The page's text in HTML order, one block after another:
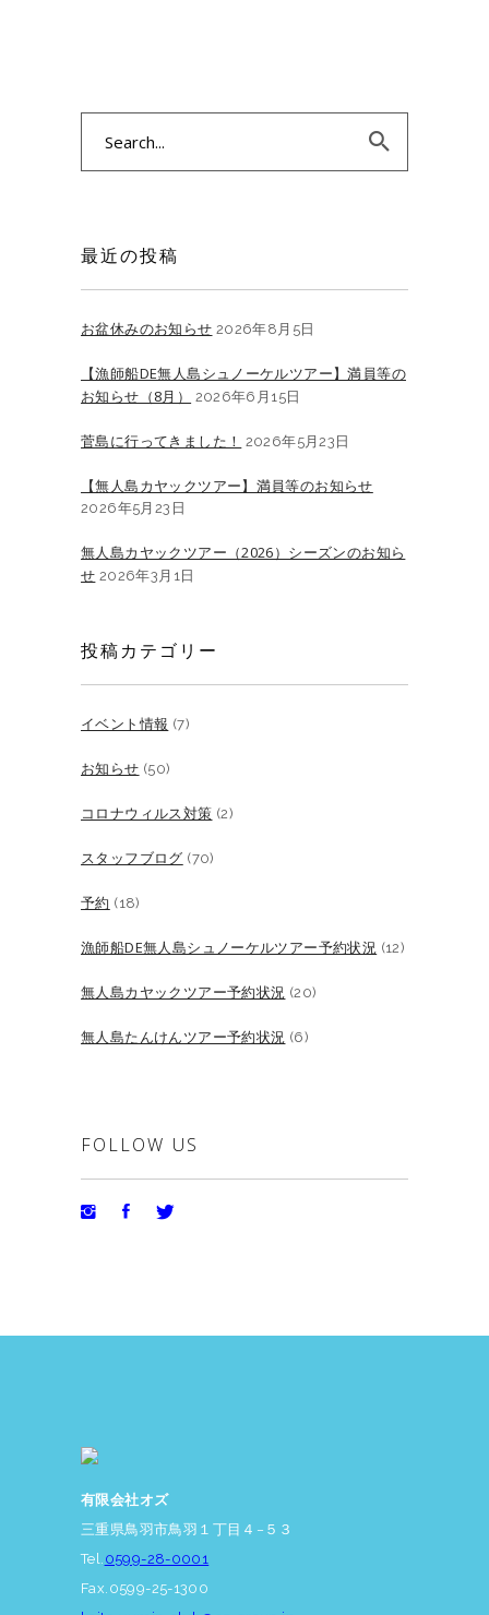
最近の投稿
お盆休みのお知らせ 2026年8月5日
【漁師船DE無人島シュノーケルツアー】満員等の
お知らせ（8月）
2026年6月15日
菅島に行ってきました！ 2026年5月23日
【無人島カヤックツアー】満員等のお知らせ
2026年5月23日
無人島カヤックツアー（2026）シーズンのお知ら
せ 2026年3月1日
投稿カテゴリー
イベント情報 (7)
お知らせ (50)
コロナウィルス対策 (2)
スタッフブログ (70)
予約 (18)
漁師船DE無人島シュノーケルツアー予約状況 (12)
無人島カヤックツアー予約状況 (20)
無人島たんけんツアー予約状況 (6)
FOLLOW US
有限会社オズ
三重県鳥羽市鳥羽１丁目４−５３
Tel. 0599-28-0001
Fax.0599-25-1300